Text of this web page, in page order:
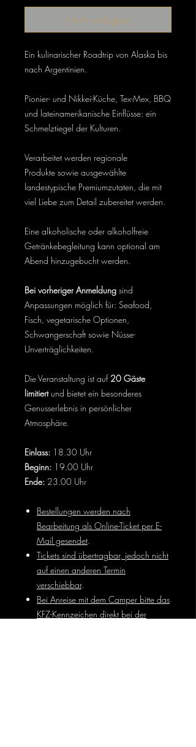
Nicht verfügbar
Ein kulinarischer Roadtrip von Alaska bis
nach Argentinien.
Pionier- und Nikkei-Küche, Tex-Mex, BBQ
und lateinamerikanische Einflüsse: ein
Schmelztiegel der Kulturen.
Verarbeitet werden regionale
Produkte sowie ausgewählte
landestypische Premiumzutaten, die mit
viel Liebe zum Detail zubereitet werden.
Eine alkoholische oder alkoholfreie
Getränkebegleitung kann optional am
Abend hinzugebucht werden.
Bei vorheriger Anmeldung sind
Anpassungen möglich für: Seafood,
Fisch, vegetarische Optionen,
Schwangerschaft sowie Nüsse-
Unverträglichkeiten.
Die Veranstaltung ist auf 20 Gäste
limitiert und bietet ein besonderes
Genusserlebnis in persönlicher
Atmosphäre.
Einlass: 18.30 Uhr
Beginn: 19.00 Uhr
Ende: 23.00 Uhr
Bestellungen werden nach
Bearbeitung als Online-Ticket per E-
Mail gesendet.
Tickets sind übertragbar, jedoch nicht
auf einen anderen Termin
verschiebbar.
Bei Anreise mit dem Camper bitte das
KFZ-Kennzeichen direkt bei der